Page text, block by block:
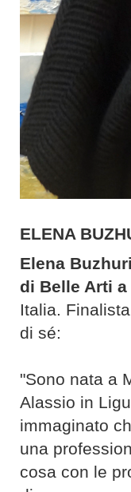
ELENA
Elena
di Belle Arti a
Italia.
di sé:
"Sono nata a
Alassio in
immaginato
una
cosa con le